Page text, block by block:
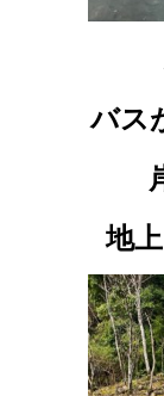
バス
地